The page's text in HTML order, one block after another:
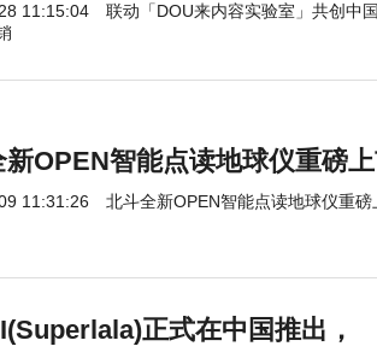
11:15:04
联动「DOU来内容实验室」共创中
新OPEN智能点读地球仪重磅
11:31:26 北斗全新OPEN智能点读地球仪重磅
正式在中国推出，